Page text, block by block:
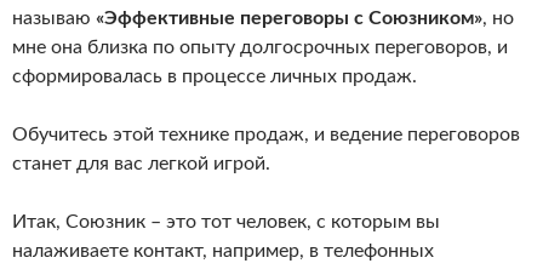
называю «Эффективные переговоры с Союзником», но
мне она близка по опыту долгосрочных переговоров, и
сформировалась в процессе личных продаж.
Обучитесь этой технике продаж, и ведение переговоров
станет для вас легкой игрой.
Итак, Союзник – это тот человек, с которым вы
налаживаете контакт, например, в телефонных